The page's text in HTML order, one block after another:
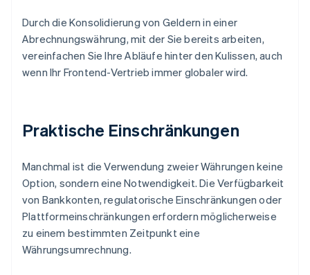
Durch die Konsolidierung von Geldern in einer
Abrechnungswährung, mit der Sie bereits arbeiten,
vereinfachen Sie Ihre Abläufe hinter den Kulissen, auch
wenn Ihr Frontend-Vertrieb immer globaler wird.
Praktische Einschränkungen
Manchmal ist die Verwendung zweier Währungen keine
Option, sondern eine Notwendigkeit. Die Verfügbarkeit
von Bankkonten, regulatorische Einschränkungen oder
Plattformeinschränkungen erfordern möglicherweise
zu einem bestimmten Zeitpunkt eine
Währungsumrechnung.